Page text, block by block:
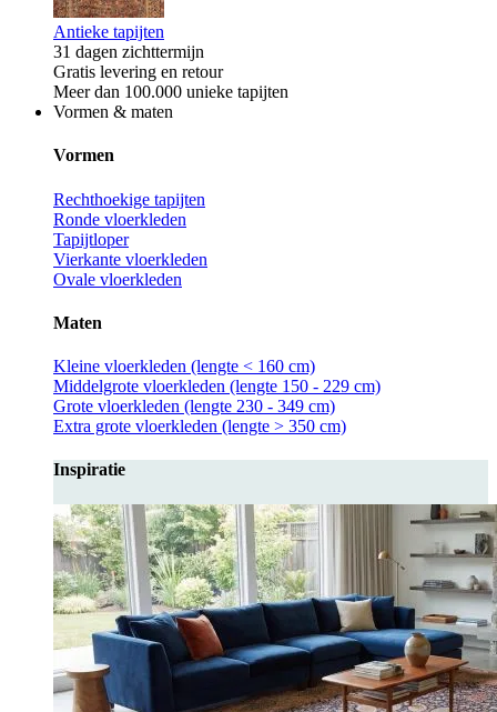
Antieke tapijten
31 dagen zichttermijn
Gratis levering en retour
Meer dan 100.000 unieke tapijten
Vormen & maten
Vormen
Rechthoekige tapijten
Ronde vloerkleden
Tapijtloper
Vierkante vloerkleden
Ovale vloerkleden
Maten
Kleine vloerkleden (lengte < 160 cm)
Middelgrote vloerkleden (lengte 150 - 229 cm)
Grote vloerkleden (lengte 230 - 349 cm)
Extra grote vloerkleden (lengte > 350 cm)
Inspiratie